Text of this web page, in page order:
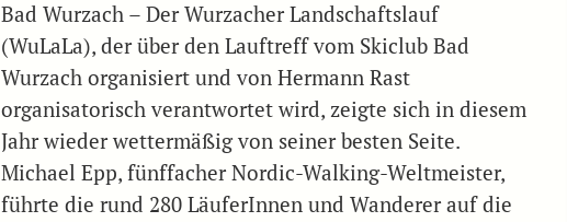
Bad Wurzach – Der Wurzacher Landschaftslauf
(WuLaLa), der über den Lauftreff vom Skiclub Bad
Wurzach organisiert und von Hermann Rast
organisatorisch verantwortet wird, zeigte sich in diesem
Jahr wieder wettermäßig von seiner besten Seite.
Michael Epp, fünffacher Nordic-Walking-Weltmeister,
führte die rund 280 LäuferInnen und Wanderer auf die